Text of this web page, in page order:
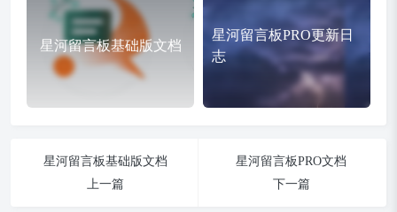
星河留言板基础版文档
星河留言板PRO更新日
志
星河留言板基础版文档
上一篇
星河留言板PRO文档
下一篇